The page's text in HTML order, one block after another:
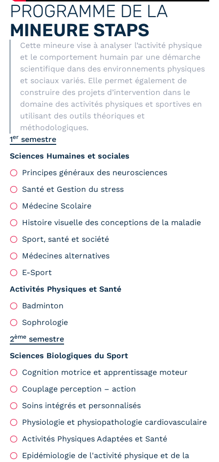
PROGRAMME DE LA
MINEURE STAPS
Cette mineure vise à analyser l’activité physique
et le comportement humain par une démarche
scientifique dans des environnements physiques
et sociaux variés. Elle permet également de
construire des projets d’intervention dans le
domaine des activités physiques et sportives en
utilisant des outils théoriques et
méthodologiques.
1er semestre
Sciences Humaines et sociales
Principes généraux des neurosciences
Santé et Gestion du stress
Médecine Scolaire
Histoire visuelle des conceptions de la maladie
Sport, santé et société
Médecines alternatives
E-Sport
Activités Physiques et Santé
Badminton
Sophrologie
2ème semestre
Sciences Biologiques du Sport
Cognition motrice et apprentissage moteur
Couplage perception – action
Soins intégrés et personnalisés
Physiologie et physiopathologie cardiovasculaire
Activités Physiques Adaptées et Santé
Epidémiologie de l'activité physique et de la